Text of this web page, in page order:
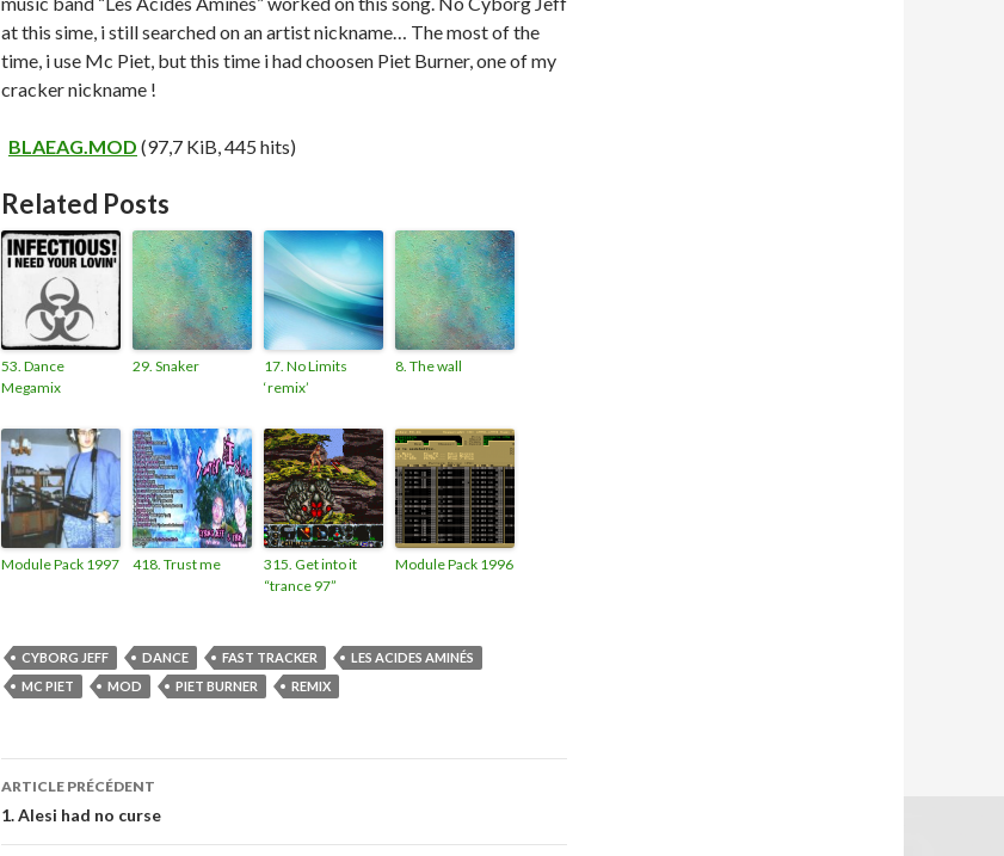
at this sime, i still searched on an artist nickname… The most of the
time, i use Mc Piet, but this time i had choosen Piet Burner, one of my
cracker nickname !
BLAEAG.MOD (97,7 KiB, 445 hits)
Related Posts
53. Dance
Megamix
29. Snaker
17. No Limits
‘remix’
8. The wall
Module Pack 1997 418. Trust me
315. Get into it
“trance 97”
Module Pack 1996
CYBORG JEFF DANCE FAST TRACKER
LES ACIDES AMINÉS
MC PIET
MOD PIET BURNER REMIX
ARTICLE PRÉCÉDENT
1. Alesi had no curse